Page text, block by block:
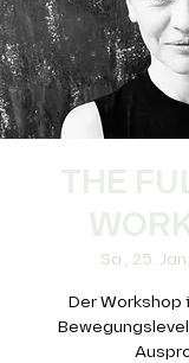
THE
Sa., 25. Jan.
Der Workshop